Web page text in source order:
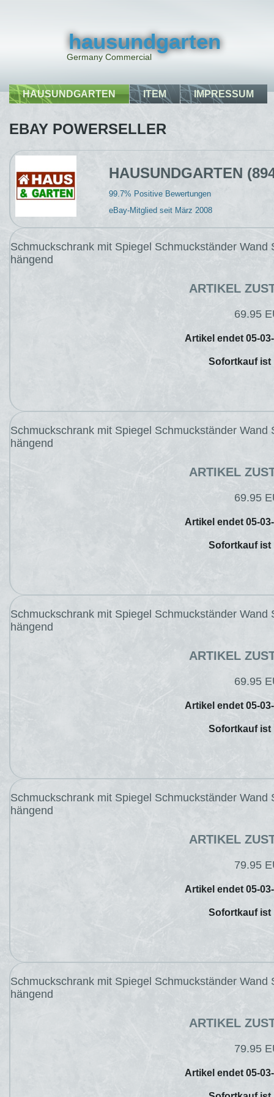
hausundgarten
Germany Commercial
HAUSUNDGARTEN ITEM IMPRESSUM
EBAY POWERSELLER
HAUSUNDGARTEN
99.7% Positive Bewertungen
eBay-Mitglied seit März 2008
Schmuckschrank mit Spiegel Schmuckständer Wand
hängend
ARTIKEL
69.95
Artikel endet 05-
Sofortkauf ist
Schmuckschrank mit Spiegel Schmuckständer Wand
hängend
ARTIKEL
69.95
Artikel endet 05-
Sofortkauf ist
Schmuckschrank mit Spiegel Schmuckständer Wand
hängend
ARTIKEL
69.95
Artikel endet 05-
Sofortkauf ist
Schmuckschrank mit Spiegel Schmuckständer Wand
hängend
ARTIKEL
79.95
Artikel endet 05-
Sofortkauf ist
Schmuckschrank mit Spiegel Schmuckständer Wand
hängend
ARTIKEL
79.95
Artikel endet 05-